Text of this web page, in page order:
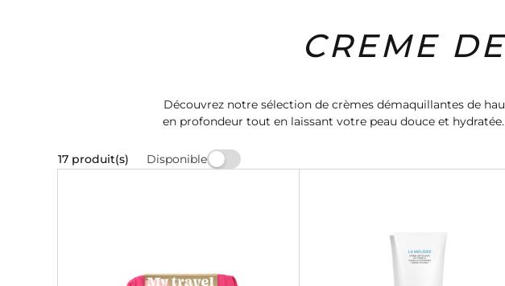
CREME
Découvrez notre sélection de crèmes démaquillantes de
en profondeur tout en laissant votre peau douce et
17 produit(s) Disponible